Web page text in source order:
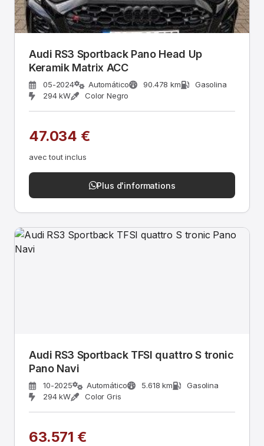
Audi RS3 Sportback Pano Head Up
Keramik Matrix ACC
05-2024 Automático 90.478 km
Gasolina
294 kW
Color Negro
47.034 €
avec tout inclus
Plus d'informations
Audi RS3 Sportback TFSI quattro S tronic
Pano Navi
10-2025 Automático 5.618 km
Gasolina
294 kW
Color Gris
63.571 €